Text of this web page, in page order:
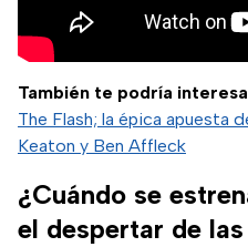
También te podría
The Flash; la épica apuesta
Keaton y Ben Affleck
¿Cuándo se
el despertar de